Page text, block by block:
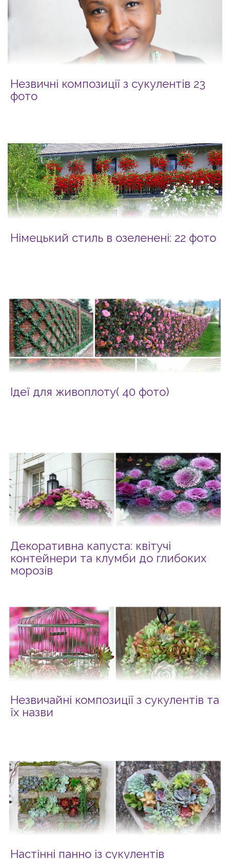
Незвичні композиції з сукулентів 23
фото
Німецький стиль в озеленені: 22 фото
Ідеї для живоплоту( 40 фото)
Декоративна капуста: квітучі
контейнери та клумби до глибоких
морозів
Незвичайні композиції з сукулентів та
їх назви
Настінні панно із сукулентів